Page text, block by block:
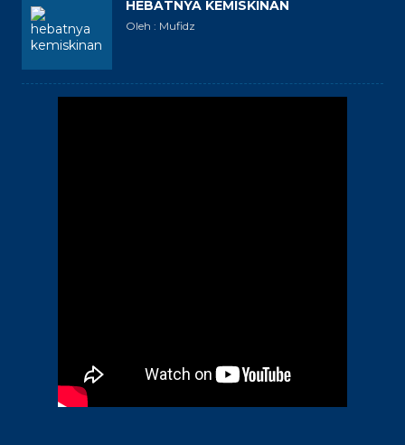
HEBATNYA KEMISKINAN
Oleh : Mufidz